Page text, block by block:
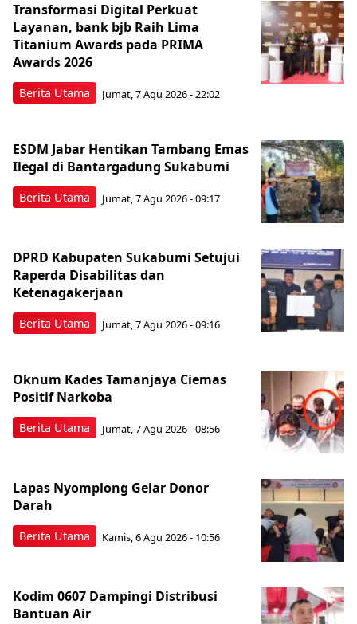
Berita Utama
Transformasi Digital Perkuat
Layanan, bank bjb Raih Lima
Titanium Awards pada PRIMA
Awards 2026
Jumat, 7 Agu 2026 - 22:02
Berita Utama
ESDM Jabar Hentikan Tambang Emas
Ilegal di Bantargadung Sukabumi
Jumat, 7 Agu 2026 - 09:17
Berita Utama
DPRD Kabupaten Sukabumi Setujui
Raperda Disabilitas dan
Ketenagakerjaan
Jumat, 7 Agu 2026 - 09:16
Berita Utama
Oknum Kades Tamanjaya Ciemas
Positif Narkoba
Jumat, 7 Agu 2026 - 08:56
Berita Utama
Lapas Nyomplong Gelar Donor
Darah
Kamis, 6 Agu 2026 - 10:56
Kodim 0607 Dampingi Distribusi
Bantuan Air